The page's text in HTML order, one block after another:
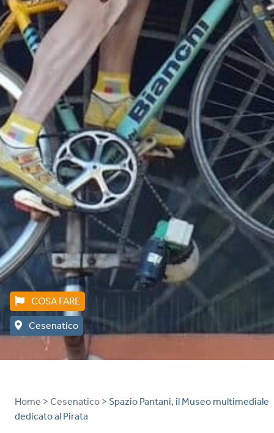
COSA FARE
Cesenatico
Home > Cesenatico > Spazio Pantani, il Museo multimediale
dedicato al Pirata